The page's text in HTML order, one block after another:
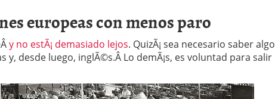
europeas con menos paro
y no estÃ¡ demasiado lejos. QuizÃ¡ sea necesario saber algo
y, desde luego, inglÃ©s.Â Lo demÃ¡s, es voluntad para salir